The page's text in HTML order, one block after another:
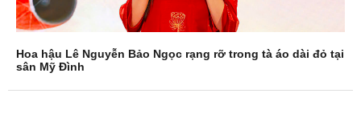
Hoa hậu Lê Nguyễn Bảo Ngọc rạng rỡ trong tà áo dài đỏ tại
sân Mỹ Đình